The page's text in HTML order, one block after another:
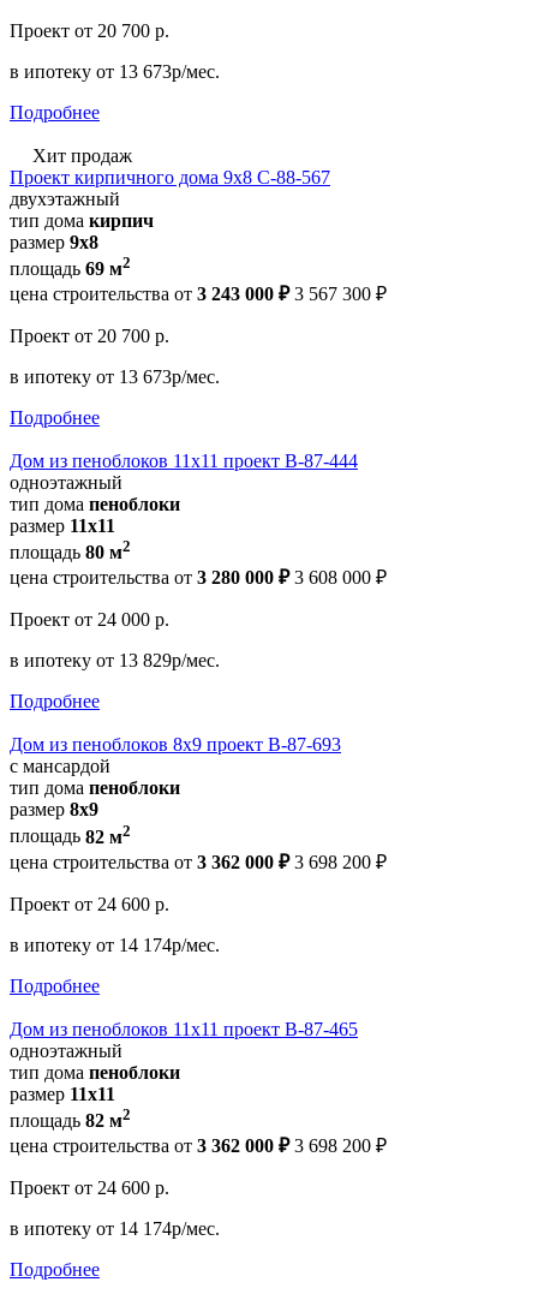
Проект от 20 700 р.
в ипотеку от 13 673р/мес.
Подробнее
Хит продаж
Проект кирпичного дома 9х8 С-88-567
двухэтажный
тип дома кирпич
размер 9х8
площадь 69 м2
цена строительства от 3 243 000 ₽ 3 567 300 ₽
Проект от 20 700 р.
в ипотеку от 13 673р/мес.
Подробнее
Дом из пеноблоков 11х11 проект В-87-444
одноэтажный
тип дома пеноблоки
размер 11х11
площадь 80 м2
цена строительства от 3 280 000 ₽ 3 608 000 ₽
Проект от 24 000 р.
в ипотеку от 13 829р/мес.
Подробнее
Дом из пеноблоков 8х9 проект В-87-693
с мансардой
тип дома пеноблоки
размер 8x9
площадь 82 м2
цена строительства от 3 362 000 ₽ 3 698 200 ₽
Проект от 24 600 р.
в ипотеку от 14 174р/мес.
Подробнее
Дом из пеноблоков 11х11 проект В-87-465
одноэтажный
тип дома пеноблоки
размер 11х11
площадь 82 м2
цена строительства от 3 362 000 ₽ 3 698 200 ₽
Проект от 24 600 р.
в ипотеку от 14 174р/мес.
Подробнее